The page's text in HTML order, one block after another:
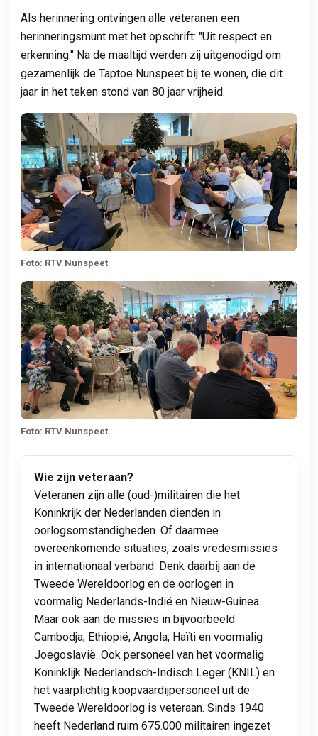
Als herinnering ontvingen alle veteranen een
herinneringsmunt met het opschrift: "Uit respect en
erkenning." Na de maaltijd werden zij uitgenodigd om
gezamenlijk de Taptoe Nunspeet bij te wonen, die dit
jaar in het teken stond van 80 jaar vrijheid.
Foto: RTV Nunspeet
Foto: RTV Nunspeet
Wie zijn veteraan?
Veteranen zijn alle (oud-)militairen die het
Koninkrijk der Nederlanden dienden in
oorlogsomstandigheden. Of daarmee
overeenkomende situaties, zoals vredesmissies
in internationaal verband. Denk daarbij aan de
Tweede Wereldoorlog en de oorlogen in
voormalig Nederlands-Indië en Nieuw-Guinea.
Maar ook aan de missies in bijvoorbeeld
Cambodja, Ethiopië, Angola, Haïti en voormalig
Joegoslavië. Ook personeel van het voormalig
Koninklijk Nederlandsch-Indisch Leger (KNIL) en
het vaarplichtig koopvaardijpersoneel uit de
Tweede Wereldoorlog is veteraan. Sinds 1940
heeft Nederland ruim 675.000 militairen ingezet